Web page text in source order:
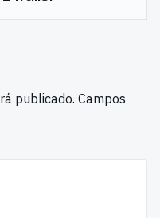
publicado. Campos